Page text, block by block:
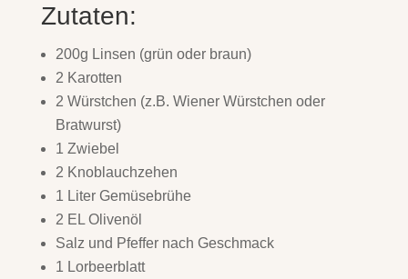
Zutaten:
200g Linsen (grün oder braun)
2 Karotten
2 Würstchen (z.B. Wiener Würstchen oder
Bratwurst)
1 Zwiebel
2 Knoblauchzehen
1 Liter Gemüsebrühe
2 EL Olivenöl
Salz und Pfeffer nach Geschmack
1 Lorbeerblatt